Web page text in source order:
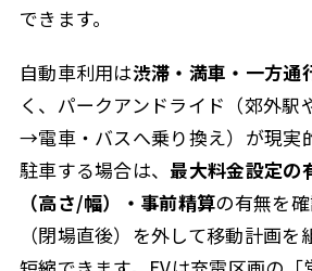
できます。
自動車利用は渋滞・満車・一方通
く、 パークアンドライド（郊外駅
→電車・バスへ乗り換え） が現実
駐車する場合は、最大料金設定の
（高さ/幅）・事前精算の有無を
（閉場直後）を外して移動計画を